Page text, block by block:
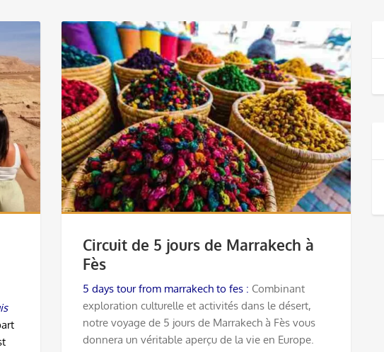
Circuit de 5 jours de Marrakech à
Fès
5 days tour from marrakech to fes : Combinant
exploration culturelle et activités dans le désert,
notre voyage de 5 jours de Marrakech à Fès vous
donnera un véritable aperçu de la vie en Europe.